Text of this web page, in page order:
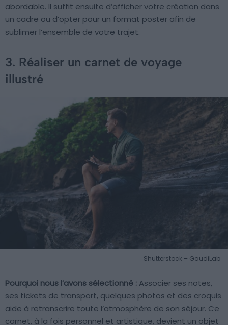
abordable. Il suffit ensuite d’afficher votre création dans
un cadre ou d’opter pour un format poster afin de
sublimer l’ensemble de votre trajet.
3. Réaliser un carnet de voyage
illustré
Shutterstock – GaudiLab
Pourquoi nous l’avons sélectionné : Associer ses notes,
ses tickets de transport, quelques photos et des croquis
aide à retranscrire toute l’atmosphère de son séjour. Ce
carnet, à la fois personnel et artistique, devient un objet